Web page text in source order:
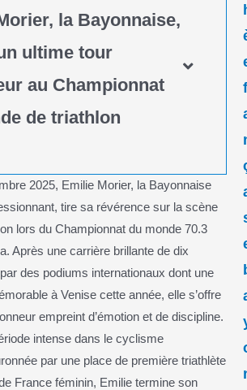
la Bayonnaise,
ultime tour
au Championnat
de triathlon
2025, Emilie Morier, la Bayonnaise
tire sa révérence sur la scène
lors du Championnat du monde 70.3
Après une carrière brillante de dix
des podiums internationaux dont une
à Venise cette année, elle s’offre
empreint d’émotion et de discipline.
intense dans le cyclisme
par une place de première triathlète
France féminin, Emilie termine son